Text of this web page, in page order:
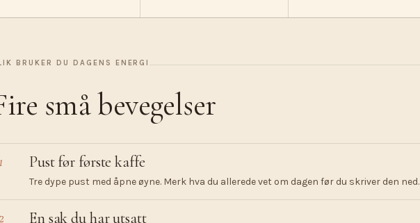
BRUKER DU DAGENS ENERGI
små bevegelser
Pust før første kaffe
Tre dype pust med åpne øyne. Merk hva du allerede vet om dagen før du skriver den ned.
En sak du har utsatt